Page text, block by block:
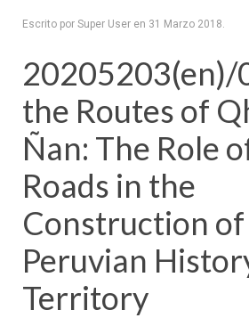
Escrito por Super User en 31 Marzo 2018.
20205203(en)/
the Routes of
Ñan: The Role
Roads in the
Construction
Peruvian
Territory